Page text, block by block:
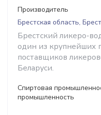
Производитель
Брестская область, Брест
Брестский ликеро-
один из крупнейших
поставщиков
Беларуси.
Спиртовая
промышленность